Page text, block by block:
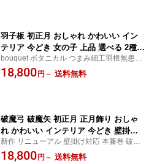
羽子板 初正月 おしゃれ かわいい イン
テリア 今どき 女の子 上品 選べる 2種類
6号つまみ羽子板 パープル、ブーケ 初節
句 増村人形店 MMN1695
bouquet ボタニカル つまみ細工羽根無患子
木目塗アイボリースタンド
18,800 円 ～ 送料無料
破魔弓 破魔矢 初正月 正月飾り おしゃ
れ かわいい インテリア 今どき 壁掛け
コンパクト ミニサイズ 上品 選べる 2種
類 2way 破魔弓 白木、濃茶 国鳥 天然キ
新作 リニューアル 壁掛け対応 本藤巻 破魔
矢 雉 ヒノキ 無垢 初正月 ベージュ グレー
18,800 円 ～ 送料無料